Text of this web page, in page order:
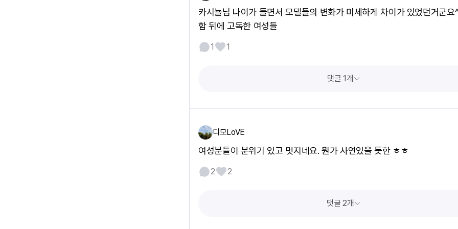
카시뇰님 나이가 들면서 모델들의 변화가 미세하게 차이가 있었던거군요
함 뒤에 고독한 여성들
1 1
댓글 1개
디모LoVE
여성분들이 분위기 있고 멋지네요. 뭔가 사연있을 듯한 ㅎㅎ
2 2
댓글 2개